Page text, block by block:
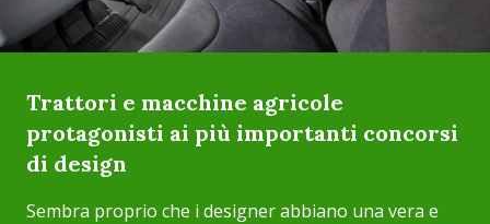
Trattori e macchine agricole
protagonisti ai più importanti concorsi
di design
Sembra proprio che i designer abbiano una vera e